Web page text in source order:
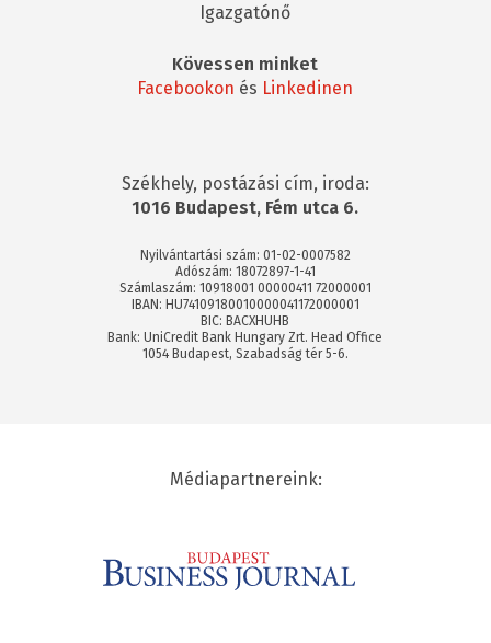
Igazgatónő
Kövessen minket
Facebookon és Linkedinen
Székhely, postázási cím, iroda:
1016 Budapest, Fém utca 6.
Nyilvántartási szám: 01-02-0007582
Adószám: 18072897-1-41
Számlaszám: 10918001 00000411 72000001
IBAN: HU74109180010000041172000001
BIC: BACXHUHB
Bank: UniCredit Bank Hungary Zrt. Head Office
1054 Budapest, Szabadság tér 5-6.
Médiapartnereink: